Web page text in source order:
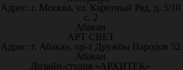
Адрес: г. Москва, ул. Каретный Ряд, д. 5/10
с. 2
Абакан
АРТ СВЕТ
Адрес: г. Абакан, пр-т Дружбы Народов 52
Абакан
Дизайн-студия «АРХИТЕК»